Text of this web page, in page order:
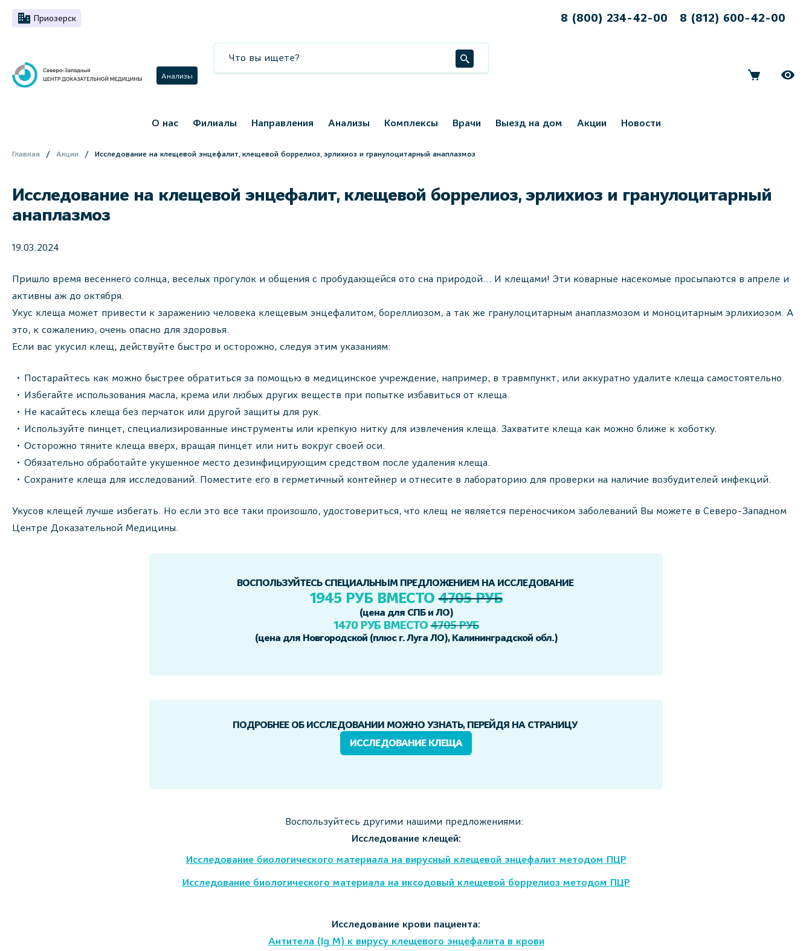
Приозерск 8 (800) 234-42-00 8 (812) 600-42-00
Анализы
О нас Филиалы Направления Анализы Комплексы Врачи Выезд на дом Акции Новости
Главная Акции Исследование на клещевой энцефалит, клещевой боррелиоз, эрлихиоз и гранулоцитарный анаплазмоз
Исследование на клещевой энцефалит, клещевой боррелиоз, эрлихиоз и гранулоцитарный
анаплазмоз
19.03.2024
Пришло время весеннего солнца, веселых прогулок и общения с пробудающейся ото сна природой... И клещами! Эти коварные насекомые просыпаются в апреле и
активны аж до октября.
Укус клеща может привести к заражению человека клещевым энцефалитом, бореллиозом, а так же гранулоцитарным анаплазмозом и моноцитарным эрлихиозом. А
это, к сожалению, очень опасно для здоровья.
Если вас укусил клещ, действуйте быстро и осторожно, следуя этим указаниям:
Постарайтесь как можно быстрее обратиться за помощью в медицинское учреждение, например, в травмпункт, или аккуратно удалите клеща самостоятельно.
Избегайте использования масла, крема или любых других веществ при попытке избавиться от клеща.
Не касайтесь клеща без перчаток или другой защиты для рук.
Используйте пинцет, специализированные инструменты или крепкую нитку для извлечения клеща. Захватите клеща как можно ближе к хоботку.
Осторожно тяните клеща вверх, вращая пинцет или нить вокруг своей оси.
Обязательно обработайте укушенное место дезинфицирующим средством после удаления клеща.
Сохраните клеща для исследований. Поместите его в герметичный контейнер и отнесите в лабораторию для проверки на наличие возбудителей инфекций.
Укусов клещей лучше избегать. Но если это все таки произошло, удостовериться, что клещ не является переносчиком заболеваний Вы можете в Северо-Западном
Центре Доказательной Медицины.
ВОСПОЛЬЗУЙТЕСЬ СПЕЦИАЛЬНЫМ ПРЕДЛОЖЕНИЕМ НА ИССЛЕДОВАНИЕ
1945 РУБ ВМЕСТО4705 РУБ
(цена для СПБ и ЛО)
1470 РУБ ВМЕСТО4705 РУБ
(цена для Новгородской (плюс г. Луга ЛО), Калининградской обл.)
ПОДРОБНЕЕ ОБ ИССЛЕДОВАНИИ МОЖНО УЗНАТЬ, ПЕРЕЙДЯ НА СТРАНИЦУ
ИССЛЕДОВАНИЕ КЛЕЩА
Воспользуйтесь другими нашими предложениями:
Исследование клещей:
Исследование биологического материала на вирусный клещевой энцефалит методом ПЦР
Исследование биологического материала на иксодовый клещевой боррелиоз методом ПЦР
Исследование крови пациента:
Антитела (Ig M) к вирусу клещевого энцефалита в крови